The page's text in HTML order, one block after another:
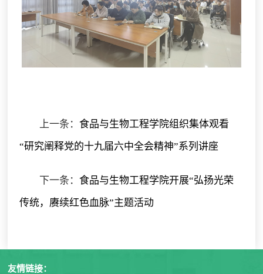
上一条：食品与生物工程学院组织集体观看
“研究阐释党的十九届六中全会精神”系列讲座
下一条：食品与生物工程学院开展“弘扬光荣
传统，赓续红色血脉”主题活动
友情链接：